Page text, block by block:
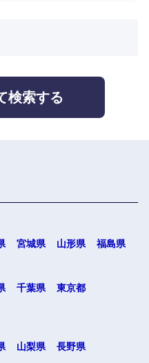
島根県
検索する
宮城県 山形県 福島県
千葉県
東京都
山梨県 長野県